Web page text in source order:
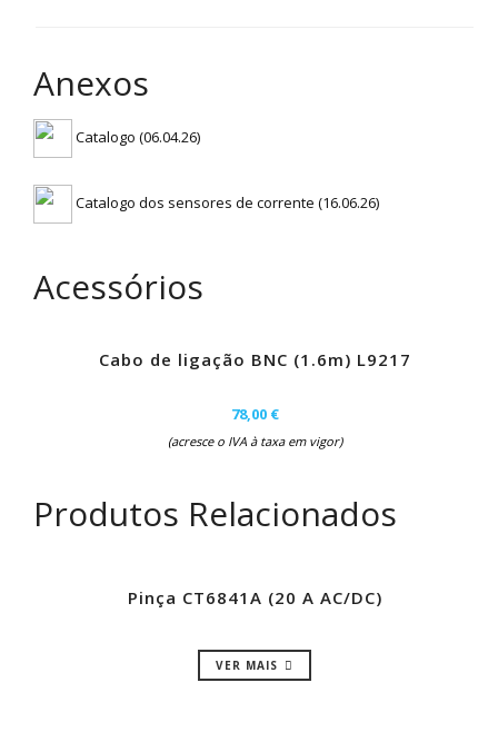
Anexos
Catalogo (06.04.26)
Catalogo dos sensores de corrente (16.06.26)
Acessórios
Cabo de ligação BNC (1.6m) L9217
78,00 €
(acresce o IVA à taxa em vigor)
Produtos Relacionados
Pinça CT6841A (20 A AC/DC)
VER MAIS